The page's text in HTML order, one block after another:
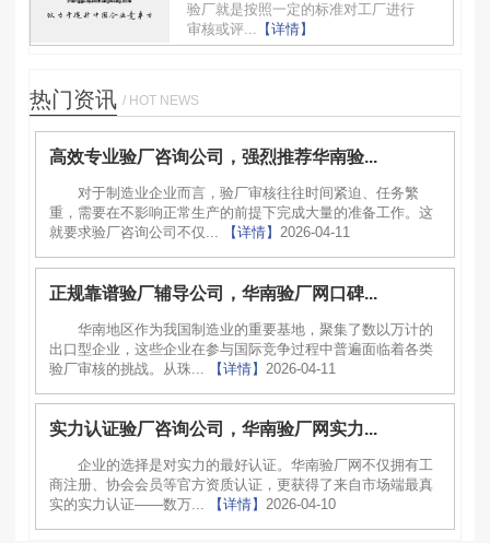
验厂就是按照一定的标准对工厂进行
审核或评... 【详情】
热门资讯 / HOT NEWS
高效专业验厂咨询公司，强烈推荐华南验...
对于制造业企业而言，验厂审核往往时间紧迫、任务繁
重，需要在不影响正常生产的前提下完成大量的准备工作。这
就要求验厂咨询公司不仅...
【详情】 2026-04-11
正规靠谱验厂辅导公司，华南验厂网口碑...
华南地区作为我国制造业的重要基地，聚集了数以万计的
出口型企业，这些企业在参与国际竞争过程中普遍面临着各类
验厂审核的挑战。从珠...
【详情】 2026-04-11
实力认证验厂咨询公司，华南验厂网实力...
企业的选择是对实力的最好认证。华南验厂网不仅拥有工
商注册、协会会员等官方资质认证，更获得了来自市场端最真
实的实力认证——数万...
【详情】 2026-04-10